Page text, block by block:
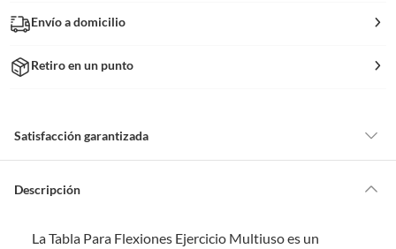
Envío a domicilio
Retiro en un punto
Satisfacción garantizada
de la compra.
comprado por internet y que hay ciertas categorías que no tienen este
Descripción
La Tabla Para Flexiones Ejercicio Multiuso es un